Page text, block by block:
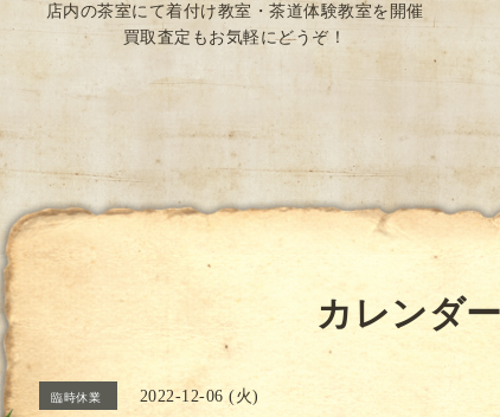
店内の茶室にて着付け教室・茶道体験教室を開催
買取査定もお気軽にどうぞ！
カレンダ
臨時休業 2022-12-06 (火)